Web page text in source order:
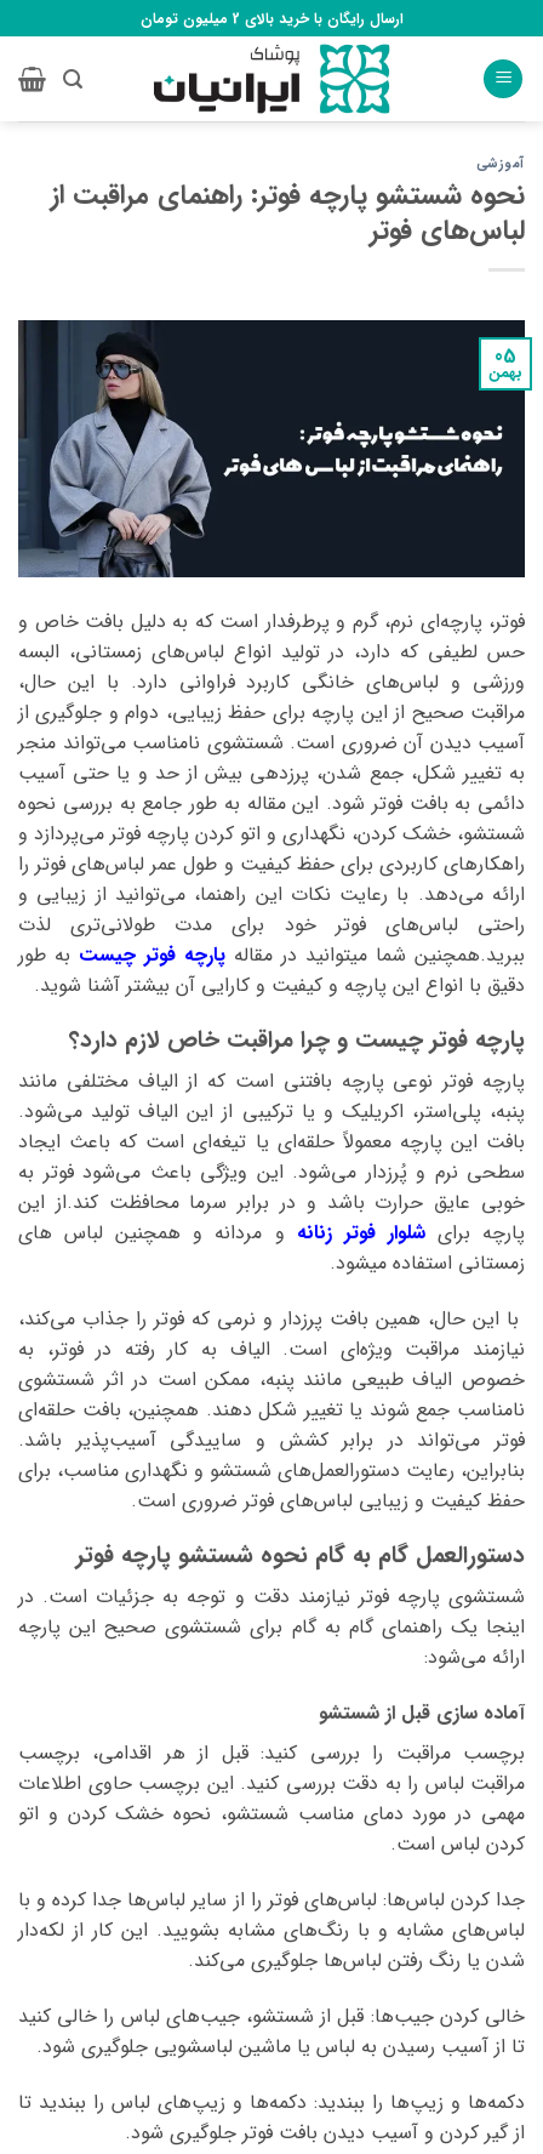
to
content
ارسال رایگان با خرید بالای 2 میلیون تومان
آموزشی
نحوه شستشو پارچه فوتر: راهنمای مراقبت از
لباس‌های فوتر
05
بهمن
فوتر، پارچه‌ای نرم، گرم و پرطرفدار است که به دلیل بافت خاص و
حس لطیفی که دارد، در تولید انواع لباس‌های زمستانی، البسه
ورزشی و لباس‌های خانگی کاربرد فراوانی دارد. با این حال،
مراقبت صحیح از این پارچه برای حفظ زیبایی، دوام و جلوگیری از
آسیب دیدن آن ضروری است. شستشوی نامناسب می‌تواند منجر
به تغییر شکل، جمع شدن، پرزدهی بیش از حد و یا حتی آسیب
دائمی به بافت فوتر شود. این مقاله به طور جامع به بررسی نحوه
شستشو، خشک کردن، نگهداری و اتو کردن پارچه فوتر می‌پردازد و
راهکارهای کاربردی برای حفظ کیفیت و طول عمر لباس‌های فوتر را
ارائه می‌دهد. با رعایت نکات این راهنما، می‌توانید از زیبایی و
راحتی لباس‌های فوتر خود برای مدت طولانی‌تری لذت
ببرید.همچنین شما میتوانید در مقاله پارچه فوتر چیست به طور
دقیق با انواع این پارچه و کیفیت و کارایی آن بیشتر آشنا شوید.
پارچه فوتر چیست و چرا مراقبت خاص لازم دارد؟
پارچه فوتر نوعی پارچه بافتنی است که از الیاف مختلفی مانند
پنبه، پلی‌استر، اکریلیک و یا ترکیبی از این الیاف تولید می‌شود.
بافت این پارچه معمولاً حلقه‌ای یا تیغه‌ای است که باعث ایجاد
سطحی نرم و پُرزدار می‌شود. این ویژگی باعث می‌شود فوتر به
خوبی عایق حرارت باشد و در برابر سرما محافظت کند.از این
پارچه برایشلوار فوتر زنانه و مردانه و همچنین لباس های
زمستانی استفاده میشود.
با این حال، همین بافت پرزدار و نرمی که فوتر را جذاب می‌کند،
نیازمند مراقبت ویژه‌ای است. الیاف به کار رفته در فوتر، به
خصوص الیاف طبیعی مانند پنبه، ممکن است در اثر شستشوی
نامناسب جمع شوند یا تغییر شکل دهند. همچنین، بافت حلقه‌ای
فوتر می‌تواند در برابر کشش و ساییدگی آسیب‌پذیر باشد.
بنابراین، رعایت دستورالعمل‌های شستشو و نگهداری مناسب، برای
حفظ کیفیت و زیبایی لباس‌های فوتر ضروری است.
دستورالعمل گام به گام نحوه شستشو پارچه فوتر
شستشوی پارچه فوتر نیازمند دقت و توجه به جزئیات است. در
اینجا یک راهنمای گام به گام برای شستشوی صحیح این پارچه
ارائه می‌شود:
آماده سازی قبل از شستشو
برچسب مراقبت را بررسی کنید: قبل از هر اقدامی، برچسب
مراقبت لباس را به دقت بررسی کنید. این برچسب حاوی اطلاعات
مهمی در مورد دمای مناسب شستشو، نحوه خشک کردن و اتو
کردن لباس است.
جدا کردن لباس‌ها: لباس‌های فوتر را از سایر لباس‌ها جدا کرده و با
لباس‌های مشابه و با رنگ‌های مشابه بشویید. این کار از لکه‌دار
شدن یا رنگ رفتن لباس‌ها جلوگیری می‌کند.
خالی کردن جیب‌ها: قبل از شستشو، جیب‌های لباس را خالی کنید
تا از آسیب رسیدن به لباس یا ماشین لباسشویی جلوگیری شود.
دکمه‌ها و زیپ‌ها را ببندید: دکمه‌ها و زیپ‌های لباس را ببندید تا
از گیر کردن و آسیب دیدن بافت فوتر جلوگیری شود.